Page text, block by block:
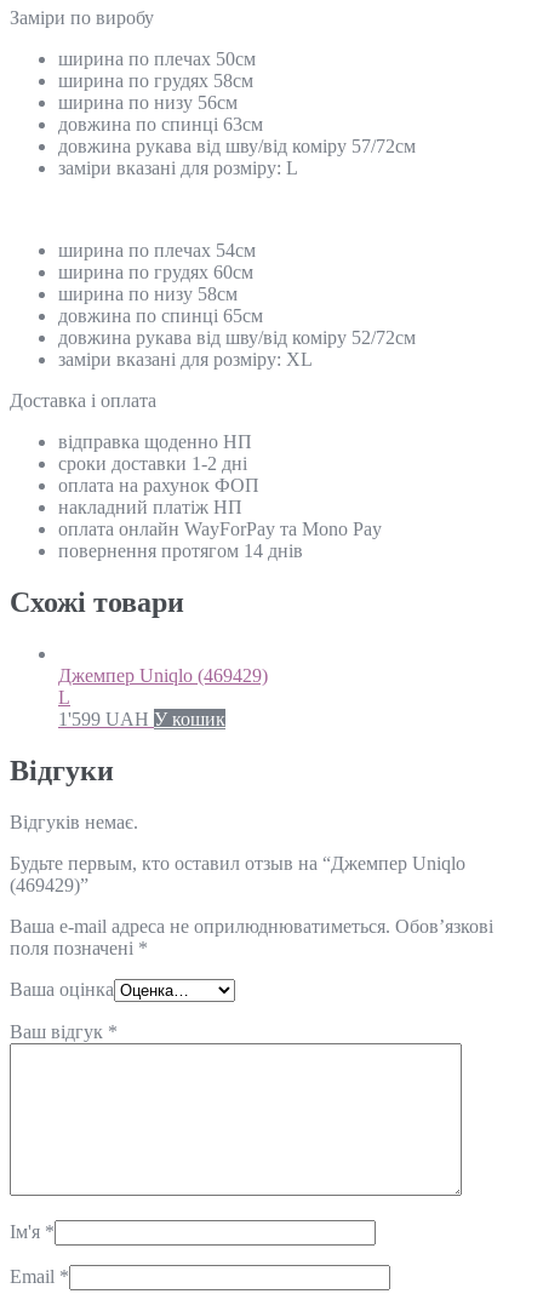
Замiри по виробу
ширина по плечах 50см
ширина по грудях 58см
ширина по низу 56см
довжина по спинці 63см
довжина рукава від шву/від коміру 57/72см
заміри вказані для розміру: L
ширина по плечах 54см
ширина по грудях 60см
ширина по низу 58см
довжина по спинці 65см
довжина рукава від шву/від коміру 52/72см
заміри вказані для розміру: XL
Доставка і оплата
відправка щоденно НП
сроки доставки 1-2 дні
оплата на рахунок ФОП
накладний платіж НП
оплата онлайн WayForPay та Mono Pay
повернення протягом 14 днів
Схожi товари
Джемпер Uniqlo (469429)
L
1'599 UAH У кошик
Відгуки
Відгуків немає.
Будьте первым, кто оставил отзыв на “Джемпер Uniqlo
(469429)”
Ваша e-mail адреса не оприлюднюватиметься. Обов’язкові
поля позначені *
Ваша оцінка
Ваш відгук *
Ім'я *
Email *